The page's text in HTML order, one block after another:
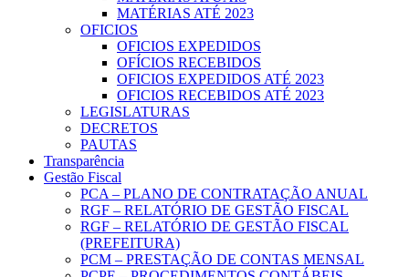
MATÉRIAS ATÉ 2023
OFICIOS
OFICIOS EXPEDIDOS
OFÍCIOS RECEBIDOS
OFICIOS EXPEDIDOS ATÉ 2023
OFICIOS RECEBIDOS ATÉ 2023
LEGISLATURAS
DECRETOS
PAUTAS
Transparência
Gestão Fiscal
PCA – PLANO DE CONTRATAÇÃO ANUAL
RGF – RELATÓRIO DE GESTÃO FISCAL
RGF – RELATÓRIO DE GESTÃO FISCAL
(PREFEITURA)
PCM – PRESTAÇÃO DE CONTAS MENSAL